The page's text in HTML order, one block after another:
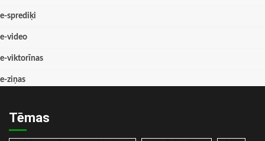
e-sprediķi
e-video
e-viktorīnas
e-ziņas
Tēmas